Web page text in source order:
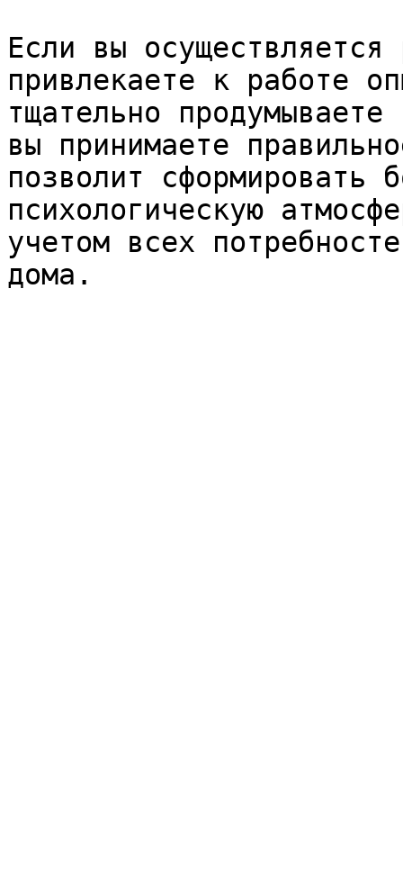
Если вы
привлекаете к работе
тщательно
вы принимаете
позволит сформировать
психологическую
учетом всех
дома.